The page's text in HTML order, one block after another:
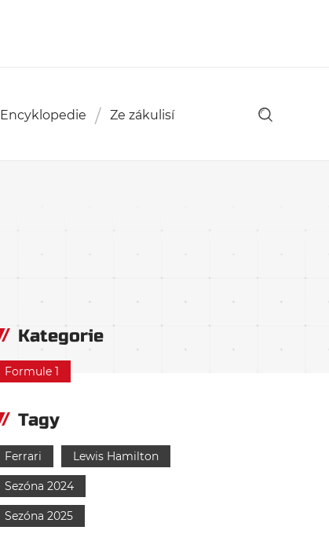
Encyklopedie Ze zákulisí
Kategorie
Formule 1
Tagy
Ferrari Lewis Hamilton
Sezóna 2024
Sezóna 2025